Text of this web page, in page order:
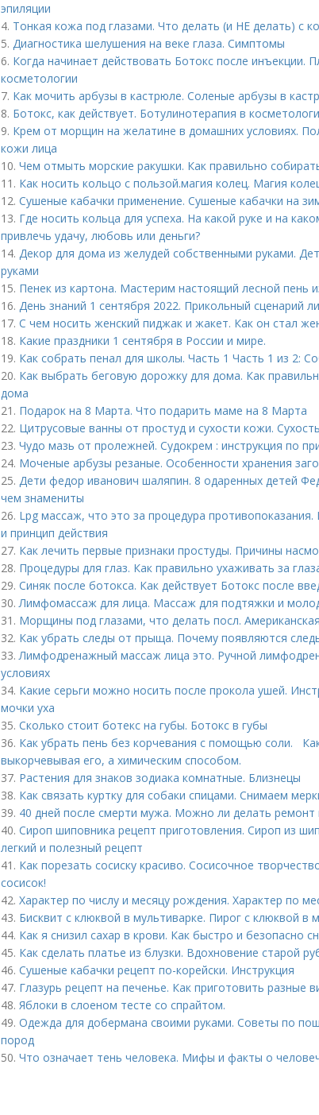
эпиляции
4. Тонкая кожа под глазами. Что делать (и НЕ делать) с
5. Диагностика шелушения на веке глаза. Симптомы
6. Когда начинает действовать Ботокс после инъекции.
косметологии
7. Как мочить арбузы в кастрюле. Соленые арбузы в
8. Ботокс, как действует. Ботулинотерапия в
9. Крем от морщин на желатине в домашних условиях.
кожи лица
10. Чем отмыть морские ракушки. Как правильно
11. Как носить кольцо с пользой. магия колец. Магия
12. Сушеные кабачки применение. Сушеные кабачки на
13. Где носить кольца для успеха. На какой руке и на
привлечь удачу, любовь или деньги?
14. Декор для дома из желудей собственными руками.
руками
15. Пенек из картона. Мастерим настоящий лесной пень
16. День знаний 1 сентября 2022. Прикольный сценарий
17. С чем носить женский пиджак и жакет. Как он стал
18. Какие праздники 1 сентября в России и мире.
19. Как собрать пенал для школы. Часть 1 Часть 1 из 2:
20. Как выбрать беговую дорожку для дома. Как
дома
21. Подарок на 8 Марта. Что подарить маме на 8 Марта
22. Цитрусовые ванны от простуд и сухости кожи.
23. Чудо мазь от пролежней. Судокрем : инструкция по
24. Моченые арбузы резаные. Особенности хранения
25. Дети федор иванович шаляпин. 8 одаренных детей
чем знамениты
26. Lpg массаж, что это за процедура
и принцип действия
27. Как лечить первые признаки простуды. Причины
28. Процедуры для глаз. Как правильно ухаживать за
29. Синяк после ботокса. Как действует Ботокс после
30.Лимфомассаж для лица. Массаж для подтяжки и
31. Морщины под глазами, что делать посл.
32. Как убрать следы от прыща. Почему появляются
33.Лимфодренажный массаж лица это. Ручной
условиях
34. Какие серьги можно носить после прокола ушей.
мочки уха
35. Сколько стоит ботекс на губы. Ботокс в губы
36. Как убрать пень без корчевания с помощью соли.
выкорчевывая его, а химическим способом.
37. Растения для знаков зодиака комнатные. Близнецы
38. Как связать куртку для собаки спицами. Снимаем
39. 40 дней после смерти мужа. Можно ли делать ремонт
40. Сироп шиповника рецепт приготовления. Сироп из
легкий и полезный рецепт
41. Как порезать сосиску красиво. Сосисочное
сосисок!
42. Характер по числу и месяцу рождения. Характер по
43. Бисквит с клюквой в мультиварке. Пирог с клюквой в
44. Как я снизил сахар в крови. Как быстро и безопасно
45. Как сделать платье из блузки. Вдохновение старой
46. Сушеные кабачки рецепт по-корейски. Инструкция
47. Глазурь рецепт на печенье. Как приготовить разные
48. Яблоки в слоеном тесте со спрайтом.
49. Одежда для добермана своими руками. Советы по
пород
50. Что означает тень человека. Мифы и факты о